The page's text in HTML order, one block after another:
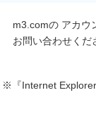
m3.comの アカウ
お問い合わせくだ
※『Internet